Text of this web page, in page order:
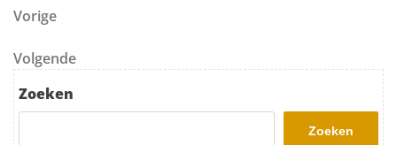
Berichtnavigatie
Vorig bericht
Vorige
Volgend bericht
Volgende
Zoeken
Zoeken